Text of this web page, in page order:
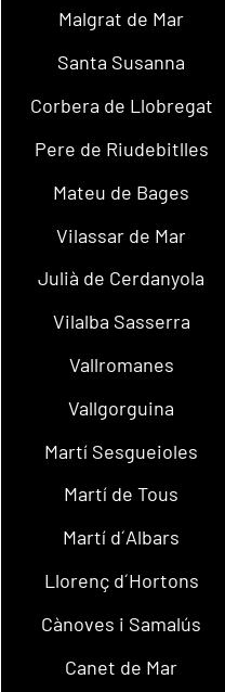
Malgrat de Mar
Santa Susanna
Corbera de Llobregat
Pere de Riudebitlles
Mateu de Bages
Vilassar de Mar
Julià de Cerdanyola
Vilalba Sasserra
Vallromanes
Vallgorguina
Martí Sesgueioles
Martí de Tous
Martí d´Albars
Llorenç d´Hortons
Cànoves i Samalús
Canet de Mar